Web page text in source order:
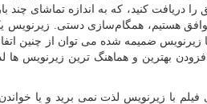
دریافت کنید، که به اندازه تماشای
هستیم، همگام‌سازی دستی. زیرنویس
زیرنویس ضمیمه شده می توان از چنین
بهترین و هماهنگ ترین زیرنویس
فیلم با زیرنویس لذت نمی برید و یا